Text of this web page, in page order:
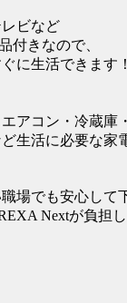
ビなど
付きなので、
に生活できます！
アコン・冷蔵庫
生活に必要な家
場でも安心して
Nextが負担し